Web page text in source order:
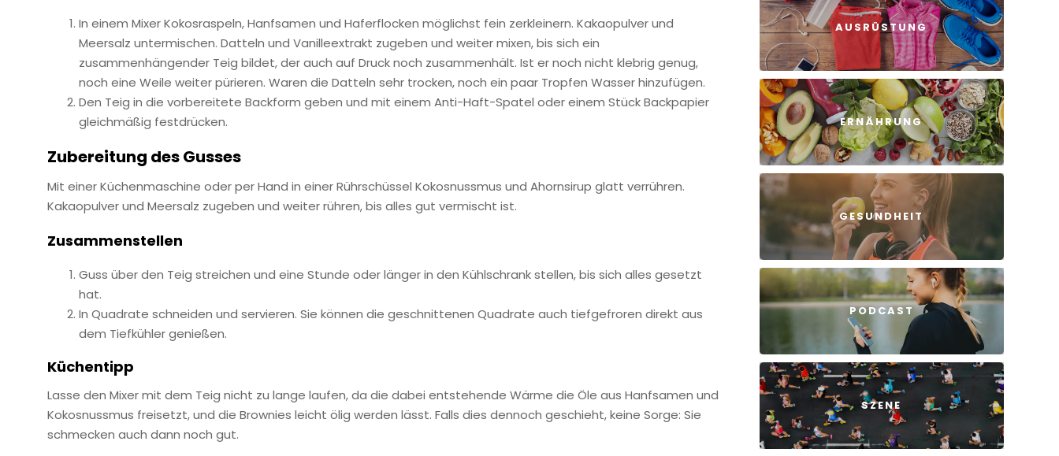
In einem Mixer Kokosraspeln, Hanfsamen und Haferflocken möglichst fein zerkleinern. Kakaopulver und
Meersalz untermischen. Datteln und Vanilleextrakt zugeben und weiter mixen, bis sich ein
zusammenhängender Teig bildet, der auch auf Druck noch zusammenhält. Ist er noch nicht klebrig genug,
noch eine Weile weiter pürieren. Waren die Datteln sehr trocken, noch ein paar Tropfen Wasser hinzufügen.
Den Teig in die vorbereitete Backform geben und mit einem Anti-Haft-Spatel oder einem Stück Backpapier
gleichmäßig festdrücken.
Zubereitung des Gusses
Mit einer Küchenmaschine oder per Hand in einer Rührschüssel Kokosnussmus und Ahornsirup glatt verrühren.
Kakaopulver und Meersalz zugeben und weiter rühren, bis alles gut vermischt ist.
Zusammenstellen
Guss über den Teig streichen und eine Stunde oder länger in den Kühlschrank stellen, bis sich alles gesetzt
hat.
In Quadrate schneiden und servieren. Sie können die geschnittenen Quadrate auch tiefgefroren direkt aus
dem Tiefkühler genießen.
Küchentipp
Lasse den Mixer mit dem Teig nicht zu lange laufen, da die dabei entstehende Wärme die Öle aus Hanfsamen und
Kokosnussmus freisetzt, und die Brownies leicht ölig werden lässt. Falls dies dennoch geschieht, keine Sorge: Sie
schmecken auch dann noch gut.
AUSRÜSTUNG
ERNÄHRUNG
GESUNDHEIT
PODCAST
SZENE